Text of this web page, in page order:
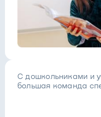
С дошкольниками и
большая команда